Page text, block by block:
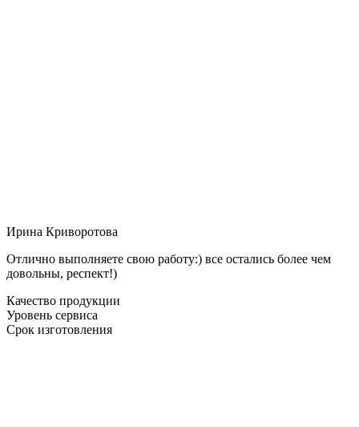
Ирина Криворотова
Отлично выполняете свою работу:) все остались более чем
довольны, респект!)
Качество продукции
Уровень сервиса
Срок изготовления